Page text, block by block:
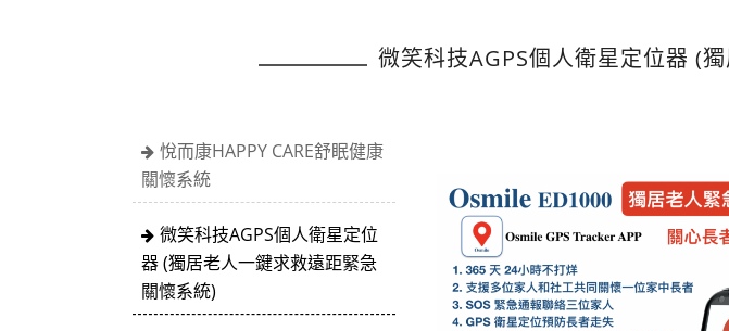
微笑科技AGPS個人衛星定位器 (
悅而康HAPPY CARE舒眠健康
關懷系統
微笑科技AGPS個人衛星定位
器 (獨居老人一鍵求救遠距緊急
關懷系統)